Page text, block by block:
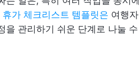
가 체크리스트 템플릿은 여행
을 관리하기 쉬운 단계로 나눌